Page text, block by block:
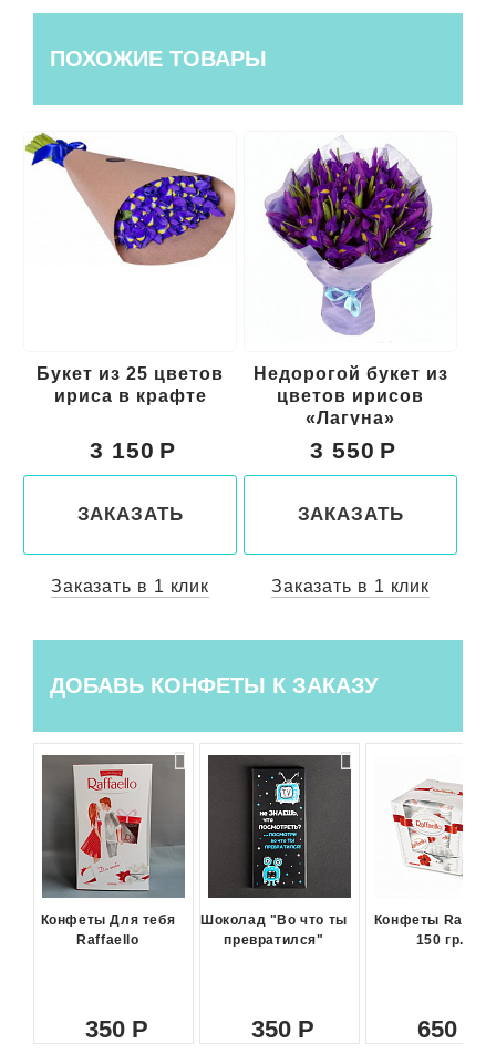
ПОХОЖИЕ ТОВАРЫ
Букет из 25 цветов
ириса в крафте
3 150
ЗАКАЗАТЬ
Заказать в 1 клик
Недорогой букет из
цветов ирисов
«Лагуна»
3 550
ЗАКАЗАТЬ
Заказать в 1 клик
ДОБАВЬ КОНФЕТЫ К ЗАКАЗУ
Конфеты Для тебя
Raffaello
350
Шоколад "Во что ты
превратился"
350
Конфеты
150 гр.
650